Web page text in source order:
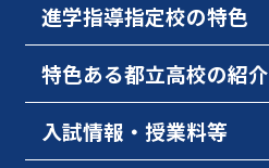
進学指導指定校の特色
特色ある都立高校の紹介
入試情報・授業料等